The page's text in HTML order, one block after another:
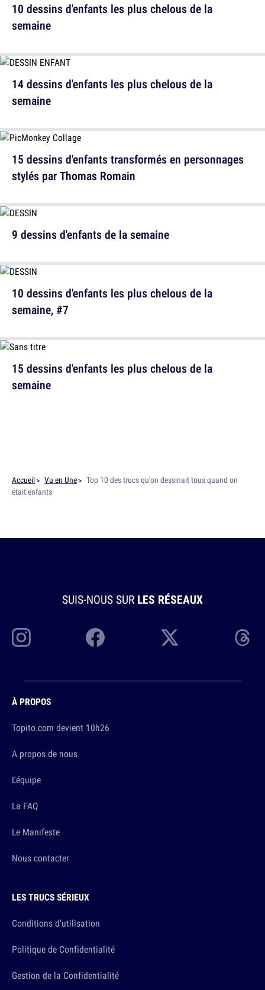
10 dessins d'enfants les plus chelous de la
semaine
9 dessins d'enfants de la semaine
15 dessins d'enfants les plus chelous de la
semaine
14 dessins d'enfants les plus chelous de la
semaine
15 dessins d'enfants transformés en personnages
stylés par Thomas Romain
10 dessins d'enfants les plus chelous de la
semaine, #7
Accueil Vu en Une
Top 10 des trucs qu'on dessinait tous quand on
était enfants
SUIS-NOUS SUR LES RÉSEAUX
À PROPOS
Topito.com devient 10h26
A propos de nous
L'équipe
La FAQ
Le Manifeste
Nous contacter
LES TRUCS SÉRIEUX
Conditions d'utilisation
Politique de Confidentialité
Gestion de la Confidentialité